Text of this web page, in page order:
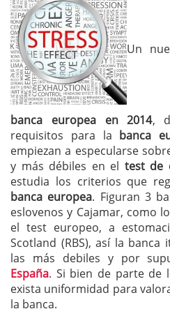
Un
banca europea en 2014,
requisitos para la banca
empiezan a especularse
y más débiles en el test de
estudia los criterios que
banca europea. Figuran 3
eslovenos y Cajamar, como
el test europeo, a
Scotland (RBS), así la banca
las más debiles y por
España. Si bien de parte de
exista uniformidad para
la banca.